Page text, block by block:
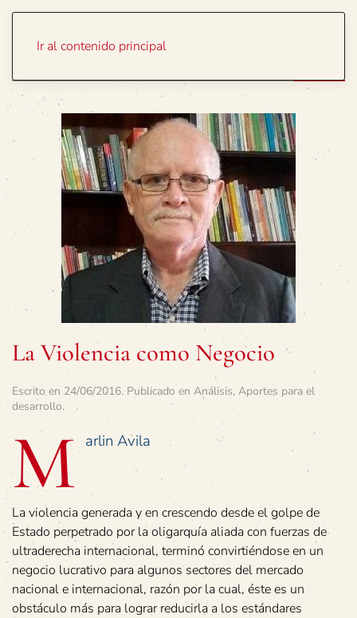
Ir al contenido principal
La Violencia como Negocio
Escrito en 24/06/2016. Publicado en Análisis, Aportes para el
desarrollo.
M arlin Avila
La violencia generada y en crescendo desde el golpe de
Estado perpetrado por la oligarquía aliada con fuerzas de
ultraderecha internacional, terminó convirtiéndose en un
negocio lucrativo para algunos sectores del mercado
nacional e internacional, razón por la cual, éste es un
obstáculo más para lograr reducirla a los estándares